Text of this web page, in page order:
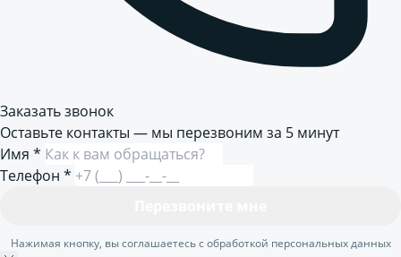
Заказать звонок
Оставьте контакты — мы перезвоним за 5 минут
Имя *
Телефон *
Нажимая кнопку, вы соглашаетесь с обработкой персональных данных